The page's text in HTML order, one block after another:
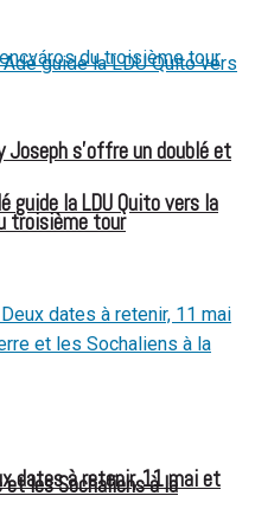
Joseph s’offre un doublé et
troisième tour
dates à retenir, 11 mai et
guide la LDU Quito vers la
et les Sochaliens à la